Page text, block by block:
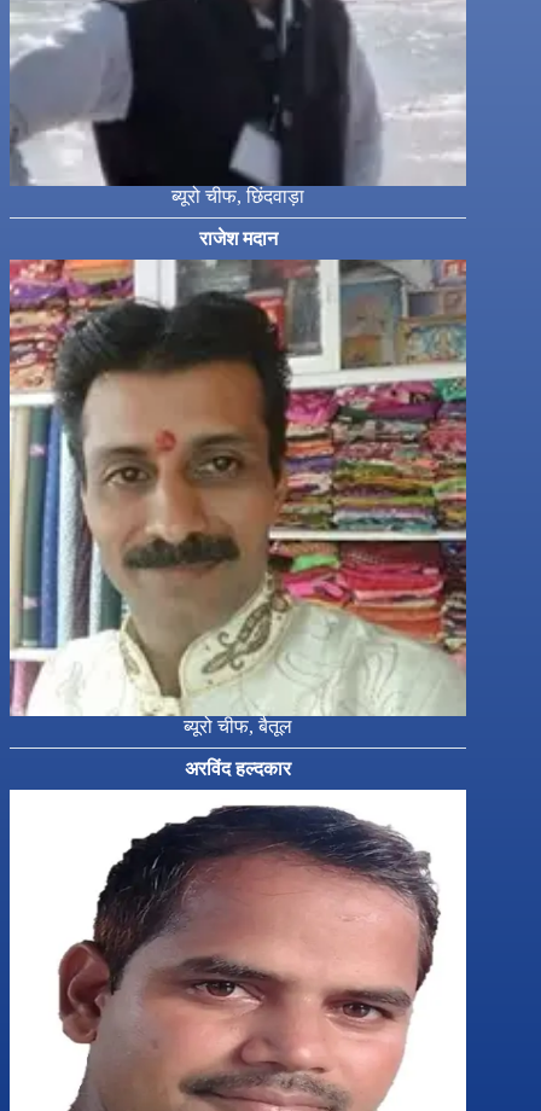
ब्यूरो चीफ, छिंदवाड़ा
राजेश मदान
ब्यूरो चीफ, बैतूल
अरविंद हल्दकार